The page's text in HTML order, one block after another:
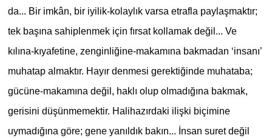
da... Bir imkân, bir iyilik-kolaylık varsa etrafla paylaşmaktır;
tek başına sahiplenmek için fırsat kollamak değil... Ve
kılına-kıyafetine, zenginliğine-makamına bakmadan ‘insanı’
muhatap almaktır. Hayır denmesi gerektiğinde muhataba;
gücüne-makamına değil, haklı olup olmadığına bakmak,
gerisini düşünmemektir. Halihazırdaki ilişki biçimine
uymadığına göre; gene yanıldık bakın... İnsan suret değil